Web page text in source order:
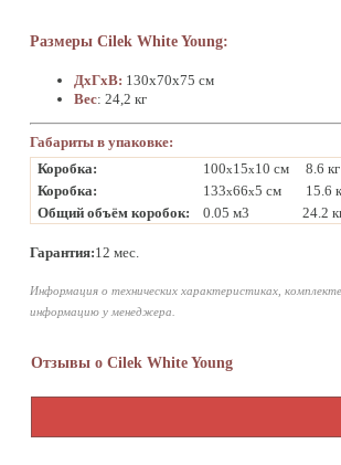
Размеры Cilek White Young:
ДхГхВ: 130х70х75 см
Вес: 24,2 кг
Габариты в упаковке:
Коробка:
100x15x10 см
8.6 кг
Коробка:
133x66x5 см
15.6
Общий объём коробок:
0.05 м3 24.2
Гарантия:12 мес.
Информация о технических характеристиках,
информацию у менеджера.
Отзывы о Cilek White Young